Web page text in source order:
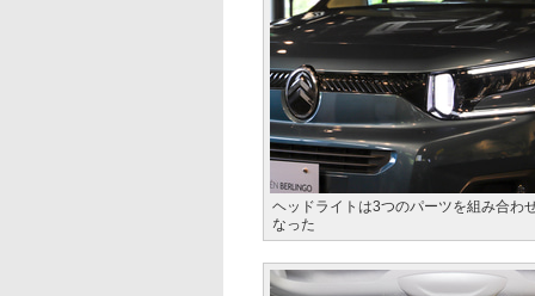
ヘッドライトは3つのパーツを組み合わ
なった